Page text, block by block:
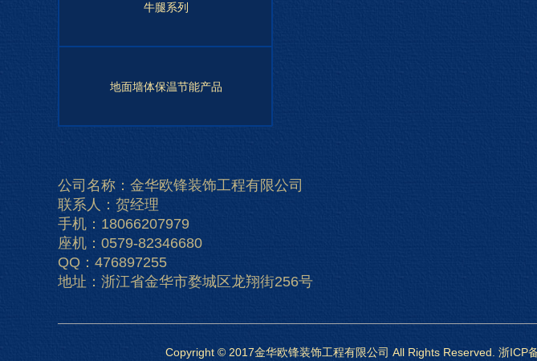
牛腿系列
地面墙体保温节能产品
公司名称：金华欧锋装饰工程有限公司
联系人：贺经理
手机：18066207979
座机：0579-82346680
QQ：476897255
地址：浙江省金华市婺城区龙翔街256号
Copyright © 2017金华欧锋装饰工程有限公司 All Rights Reserved. 浙ICP